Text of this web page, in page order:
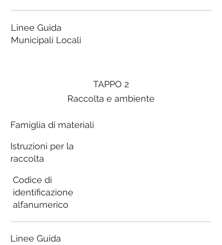
Linee Guida
Municipali Locali
TAPPO 2
Raccolta e ambiente
Famiglia di materiali
Istruzioni per la
raccolta
Codice di
identificazione
alfanumerico
Linee Guida